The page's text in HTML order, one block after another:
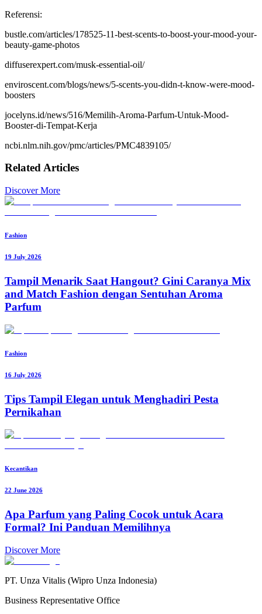
Referensi:
bustle.com/articles/178525-11-best-scents-to-boost-your-mood-your-
beauty-game-photos
diffuserexpert.com/musk-essential-oil/
enviroscent.com/blogs/news/5-scents-you-didn-t-know-were-mood-
boosters
jocelyns.id/news/516/Memilih-Aroma-Parfum-Untuk-Mood-
Booster-di-Tempat-Kerja
ncbi.nlm.nih.gov/pmc/articles/PMC4839105/
Related Articles
Discover More
Fashion
19 July 2026
Tampil Menarik Saat Hangout? Gini Caranya Mix
and Match Fashion dengan Sentuhan Aroma
Parfum
Fashion
16 July 2026
Tips Tampil Elegan untuk Menghadiri Pesta
Pernikahan
Kecantikan
22 June 2026
Apa Parfum yang Paling Cocok untuk Acara
Formal? Ini Panduan Memilihnya
Discover More
PT. Unza Vitalis (Wipro Unza Indonesia)
Business Representative Office